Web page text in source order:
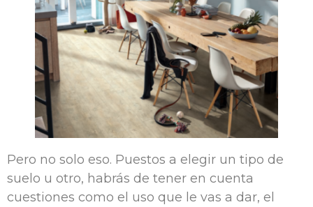
Pero no solo eso. Puestos a elegir un tipo de
suelo u otro, habrás de tener en cuenta
cuestiones como el uso que le vas a dar, el